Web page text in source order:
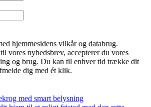
hjemmesidens vilkår og databrug.
vores nyhedsbrev, accepterer du vores
og brug. Du kan til enhver tid trække dit
dig med ét klik.
med smart belysning